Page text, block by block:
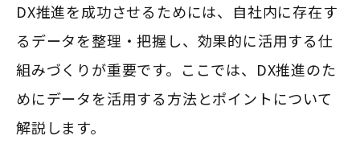
DX推進を成功させるためには、自社内に存在す
るデータを整理・把握し、効果的に活用する仕
組みづくりが重要です。ここでは、DX推進のた
めにデータを活用する方法とポイントについて
解説します。